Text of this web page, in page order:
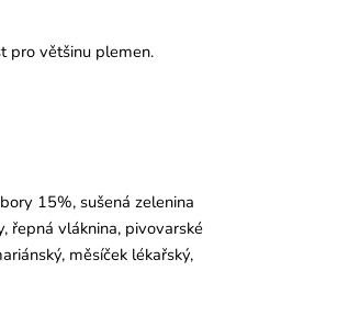
pro většinu plemen.
15%, sušená zelenina
řepná vláknina, pivovarské
měsíček lékařský,